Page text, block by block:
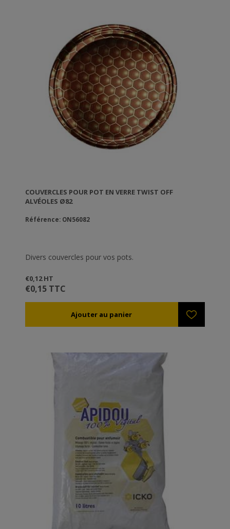
COUVERCLES POUR POT EN VERRE TWIST OFF
ALVÉOLES Ø82
Référence: ON56082
Divers couvercles pour vos pots.
€0,12 HT
€0,15 TTC